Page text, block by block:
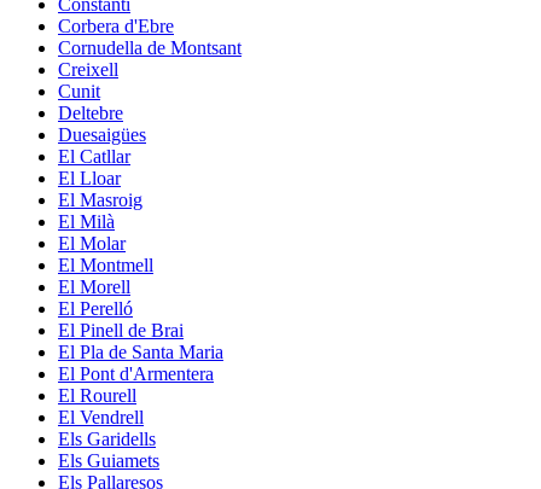
Corbera d'Ebre
Cornudella de Montsant
Creixell
Cunit
Deltebre
Duesaigües
El Catllar
El Lloar
El Masroig
El Milà
El Molar
El Montmell
El Morell
El Perelló
El Pinell de Brai
El Pla de Santa Maria
El Pont d'Armentera
El Rourell
El Vendrell
Els Garidells
Els Guiamets
Els Pallaresos